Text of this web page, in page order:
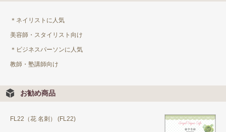
＊ネイリストに人気
美容師・スタイリスト向け
＊ビジネスパーソンに人気
教師・塾講師向け
お勧め商品
FL22（花 名刺） (FL22)